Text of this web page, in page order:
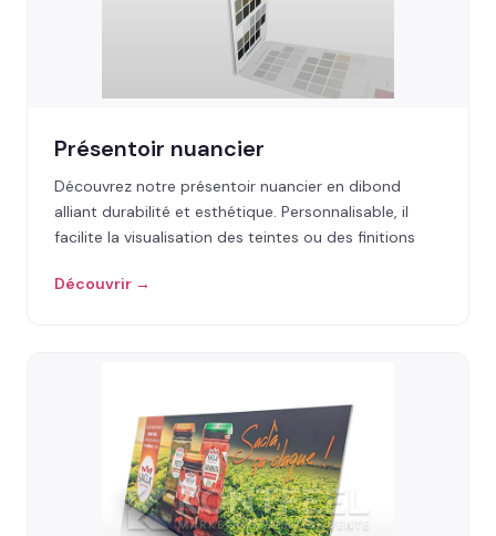
Présentoir nuancier
Découvrez notre présentoir nuancier en dibond
alliant durabilité et esthétique. Personnalisable, il
facilite la visualisation des teintes ou des finitions
Découvrir →